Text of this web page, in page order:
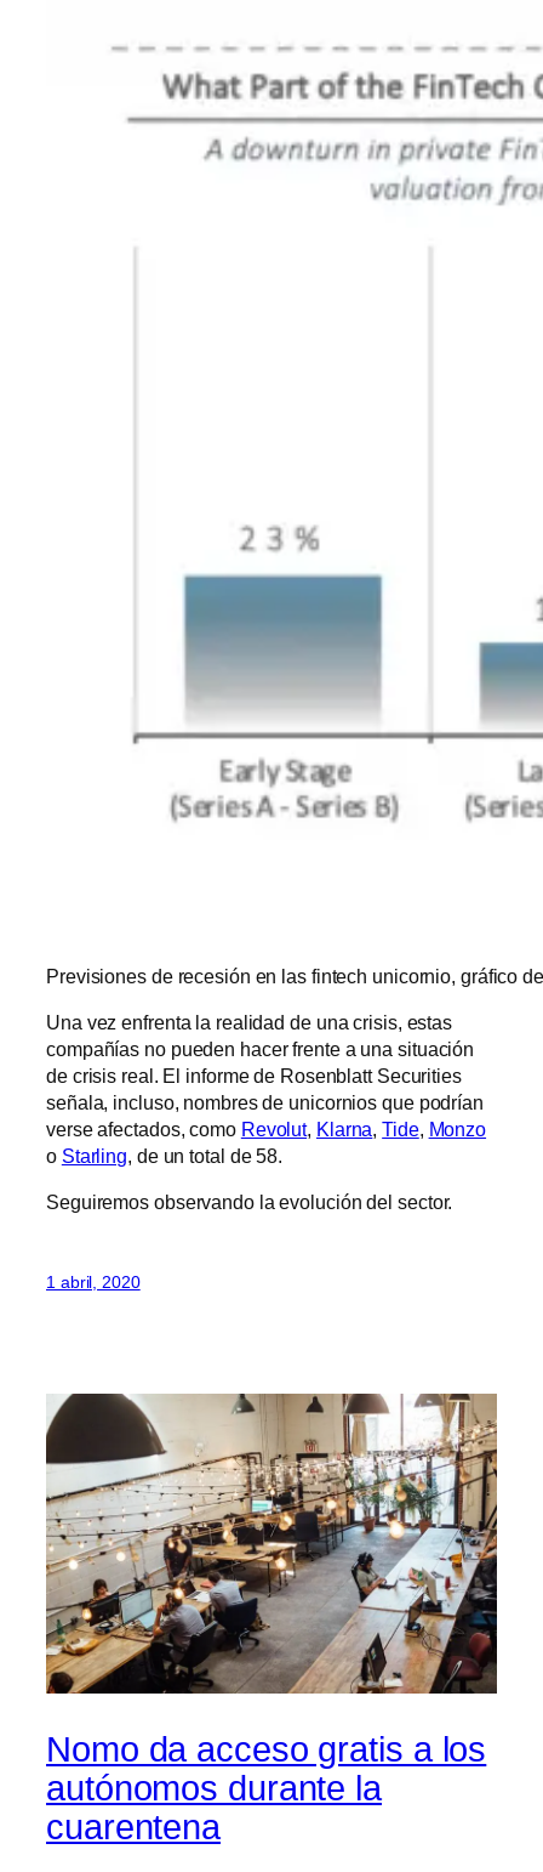
Previsiones de recesión en las fintech unicornio, gráfico
Una vez enfrenta la realidad de una crisis, estas
compañías no pueden hacer frente a una situación
de crisis real. El informe de Rosenblatt Securities
señala, incluso, nombres de unicornios que podrían
verse afectados, como Revolut, Klarna,Tide, Monzo
o Starling, de un total de 58.
Seguiremos observando la evolución del sector.
1 abril, 2020
Nomo da acceso gratis a los
autónomos durante la
cuarentena